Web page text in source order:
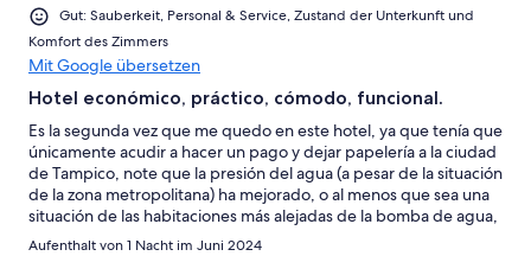
Gut: Sauberkeit, Personal & Service, Zustand der Unterkunft und
Komfort des Zimmers
Mit Google übersetzen
Hotel económico, práctico, cómodo, funcional.
Es la segunda vez que me quedo en este hotel, ya que tenía que
únicamente acudir a hacer un pago y dejar papelería a la ciudad
de Tampico, note que la presión del agua (a pesar de la situación
de la zona metropolitana) ha mejorado, o al menos que sea una
situación de las habitaciones más alejadas de la bomba de agua,
no me gusta que se ve que están muy al pendiente de lo que
Aufenthalt von 1 Nacht im Juni 2024